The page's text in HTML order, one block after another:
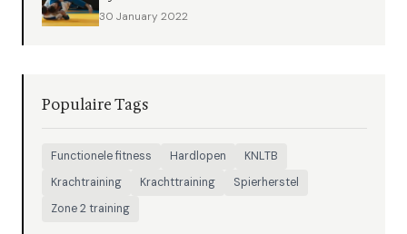
30 January 2022
Populaire Tags
Functionele fitness Hardlopen
KNLTB
Krachtraining
Krachttraining
Spierherstel
Zone 2 training